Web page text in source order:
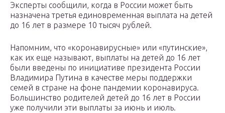
Эксперты сообщили, когда в России может быть
назначена третья единовременная выплата на детей
до 16 лет в размере 10 тысяч рублей.
Напомним, что «коронавирусные» или «путинские»,
как их еще называют, выплаты на детей до 16 лет
были введены по инициативе президента России
Владимира Путина в качестве меры поддержки
семей в стране на фоне пандемии коронавируса.
Большинство родителей детей до 16 лет в России
уже получили эти выплаты за июнь и июль.